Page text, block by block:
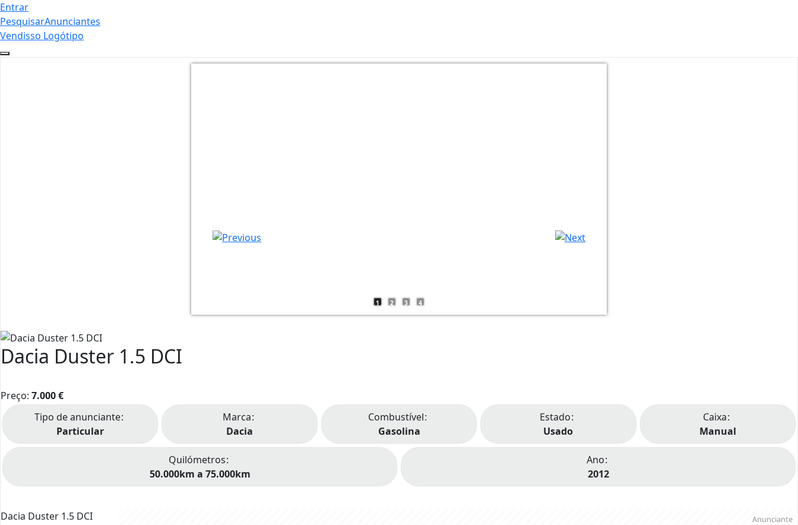
Entrar
PesquisarAnunciantes
Vendisso Logótipo
1 2 3 4
Dacia Duster 1.5 DCI
Preço: 7.000€
Tipo de anunciante
Particular
Marca
Dacia
Combustível
Gasolina
Estado
Usado
Caixa
Manual
Quilómetros
50.000km a 75.000km
Ano
2012
Dacia Duster 1.5 DCI Anunciante